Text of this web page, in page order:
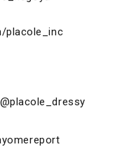
placole_inc